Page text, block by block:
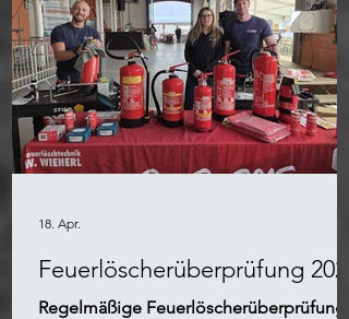
Feuerlöscherüberprüfung 2026
Regelmäßige Feuerlöscherüberprüfung -
18. Apr.